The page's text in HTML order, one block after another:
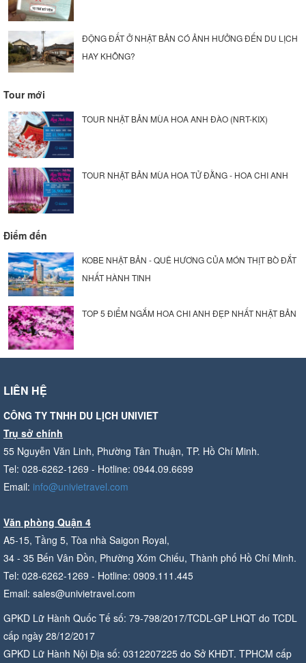
ĐỘNG ĐẤT Ở NHẬT BẢN CÓ ẢNH HƯỞNG ĐẾN DU LỊCH
HAY KHÔNG?
Tour mới
TOUR NHẬT BẢN MÙA HOA ANH ĐÀO (NRT-KIX)
TOUR NHẬT BẢN MÙA HOA TỬ ĐẰNG - HOA CHI ANH
Điểm đến
KOBE NHẬT BẢN - QUÊ HƯƠNG CỦA MÓN THỊT BÒ ĐẮT
NHẤT HÀNH TINH
TOP 5 ĐIỂM NGẮM HOA CHI ANH ĐẸP NHẤT NHẬT BẢN
LIÊN HỆ
CÔNG TY TNHH DU LỊCH UNIVIET
Trụ sở chính
55 Nguyễn Văn Linh, Phường Tân Thuận, TP. Hồ Chí Minh.
Tel: 028-6262-1269 - Hotline: 0944.09.6699
Email: info@univietravel.com
Văn phòng Quận 4
A5-15, Tầng 5, Tòa nhà Saigon Royal,
34 - 35 Bến Vân Đồn, Phường Xóm Chiếu, Thành phố Hồ Chí Minh.
Tel: 028-6262-1269 - Hotline: 0909.111.445
Email: sales@univietravel.com
GPKD Lữ Hành Quốc Tế số: 79-798/2017/TCDL-GP LHQT do TCDL
cấp ngày 28/12/2017
GPKD Lữ Hành Nội Địa số: 0312207225 do Sở KHĐT. TPHCM cấp